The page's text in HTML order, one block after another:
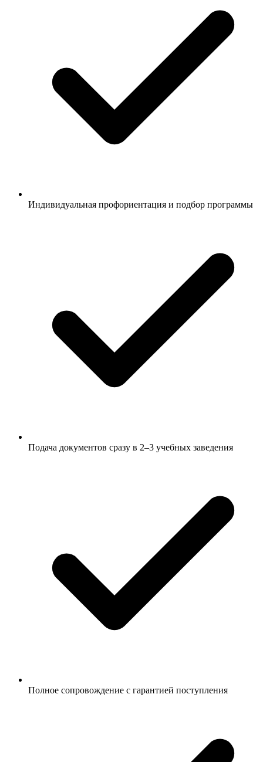
Индивидуальная профориентация и подбор программы
Подача документов сразу в 2–3 учебных заведения
Полное сопровождение с гарантией поступления